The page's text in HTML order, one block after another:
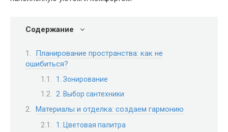
Содержание
Планирование пространства: как не
ошибиться?
1. Зонирование
2. Выбор сантехники
Материалы и отделка: создаем гармонию
1. Цветовая палитра